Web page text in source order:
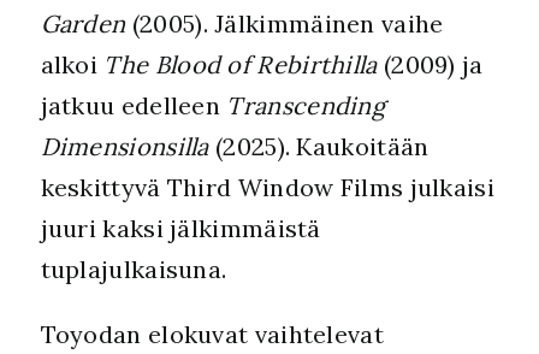
Garden (2005). Jälkimmäinen vaihe
alkoi The Blood of Rebirthilla(2009) ja
jatkuu edelleen Transcending
Dimensionsilla(2025). Kaukoitään
keskittyvä Third Window Films julkaisi
juuri kaksi jälkimmäistä
tuplajulkaisuna.
Toyodan elokuvat vaihtelevat